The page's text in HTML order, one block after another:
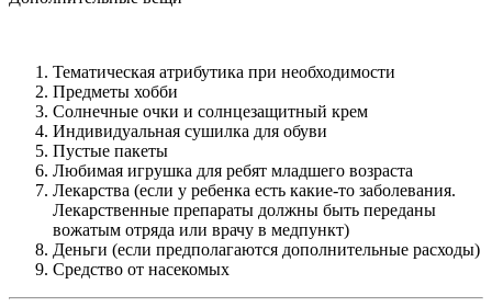
Тематическая атрибутика при необходимости
Предметы хобби
Солнечные очки и солнцезащитный крем
Индивидуальная сушилка для обуви
Пустые пакеты
Любимая игрушка для ребят младшего возраста
Лекарства (если у ребенка есть какие-то заболевания.
Лекарственные препараты должны быть переданы
вожатым отряда или врачу в медпункт)
Деньги (если предполагаются дополнительные расходы)
Средство от насекомых